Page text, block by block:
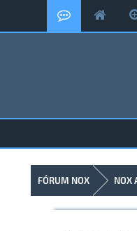
FÓRUM NOX NOX